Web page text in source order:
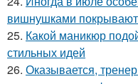
вишнушками
25. Какой маникюр
стильных идей
26. Оказывается,